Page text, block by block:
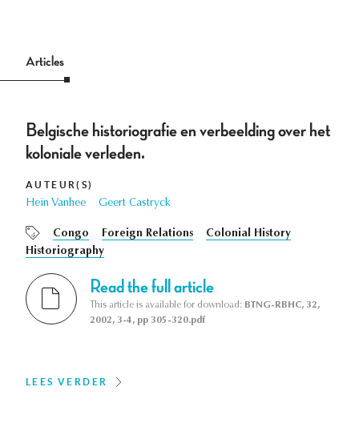
Articles
Belgische historiografie en verbeelding over het
koloniale verleden.
AUTEUR(S)
Hein Vanhee Geert Castryck
Congo Foreign Relations
Colonial History
Historiography
Read the full article
This article is available for download: BTNG-RBHC, 32,
2002, 3-4, pp 305-320.pdf
LEES VERDER